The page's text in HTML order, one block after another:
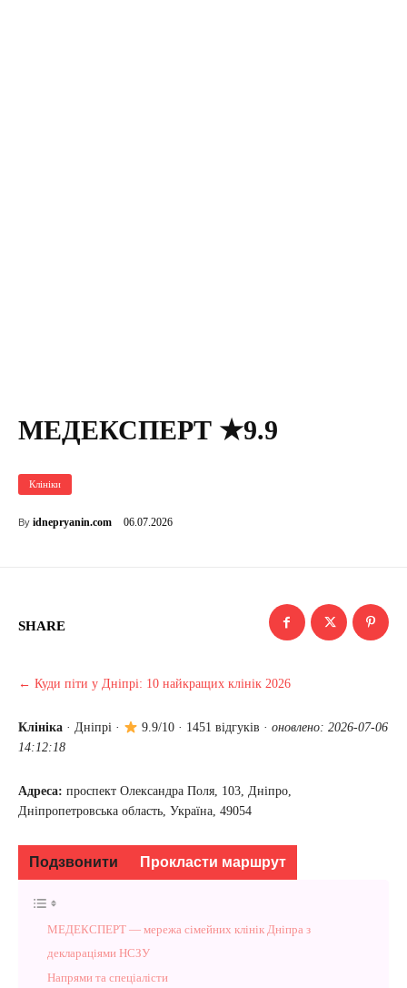
МЕДЕКСПЕРТ ★9.9
Клініки
By idnepryanin.com 06.07.2026
SHARE
← Куди піти у Дніпрі: 10 найкращих клінік 2026
Клініка · Дніпрі · 9.9/10 · 1451 відгуків · оновлено: 2026-07-06
14:12:18
Адреса: проспект Олександра Поля, 103, Дніпро,
Дніпропетровська область, Україна, 49054
Подзвонити Прокласти маршрут
МЕДЕКСПЕРТ — мережа сімейних клінік Дніпра з
деклараціями НСЗУ
Напрями та спеціалісти